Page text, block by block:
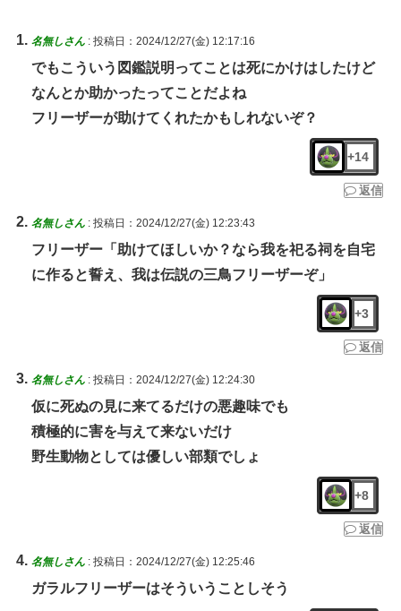
名無しさん : 投稿日：2024/12/27(金) 12:17:16
でもこういう図鑑説明ってことは死にかけはしたけど
なんとか助かったってことだよね
フリーザーが助けてくれたかもしれないぞ？
+14
返信
名無しさん : 投稿日：2024/12/27(金) 12:23:43
フリーザー「助けてほしいか？なら我を祀る祠を自宅
に作ると誓え、我は伝説の三鳥フリーザーぞ」
+3
返信
名無しさん : 投稿日：2024/12/27(金) 12:24:30
仮に死ぬの見に来てるだけの悪趣味でも
積極的に害を与えて来ないだけ
野生動物としては優しい部類でしょ
+8
返信
名無しさん : 投稿日：2024/12/27(金) 12:25:46
ガラルフリーザーはそういうことしそう